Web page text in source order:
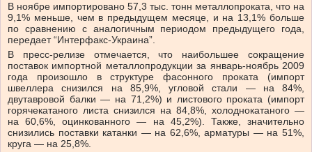
В ноябре импортировано 57,3 тыс. тонн металлопроката, что на
9,1% меньше, чем в предыдущем месяце, и на 13,1% больше
по сравнению с аналогичным периодом предыдущего года,
передает “Интерфакс-Украина”.
В пресс-релизе отмечается, что наибольшее сокращение
поставок импортной металлопродукции за январь-ноябрь 2009
года произошло в структуре фасонного проката (импорт
швеллера снизился на 85,9%, угловой стали — на 84%,
двутавровой балки — на 71,2%) и листового проката (импорт
горячекатаного листа снизился на 84,8%, холоднокатаного —
на 60,6%, оцинкованного — на 45,2%). Также, значительно
снизились поставки катанки — на 62,6%, арматуры — на 51%,
круга — на 25,8%.